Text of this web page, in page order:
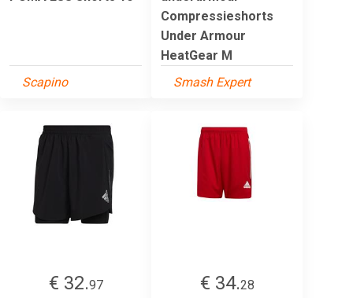
Scapino
Compressieshorts
Under Armour
HeatGear M
Smash Expert
€ 32.97
€ 34.28